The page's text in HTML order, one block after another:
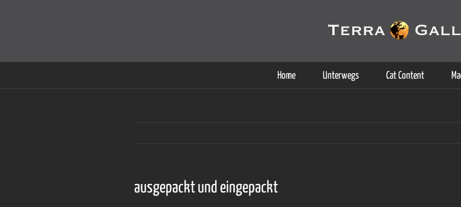
Home Unterwegs Cat Content
ausgepackt und eingepackt
Cookies helfen auf auf dieser Seite bei der Bereitstellung der Dienste. Durch die Nutzung dieser
Weitere Informationen